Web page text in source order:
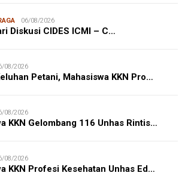
06/08/2026
Diskusi CIDES ICMI – C…
08/2026
Petani, Mahasiswa KKN Pro…
08/2026
KKN Gelombang 116 Unhas Rintis…
08/2026
KKN Profesi Kesehatan Unhas Ed…